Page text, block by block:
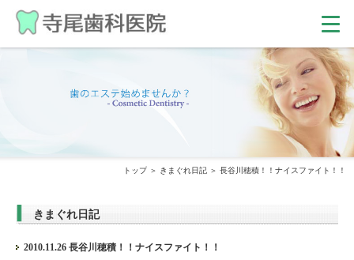
トップ きまぐれ日記 長谷川穂積！！ナイスファイト！！
きまぐれ日記
2010.11.26 長谷川穂積！！ナイスファイト！！